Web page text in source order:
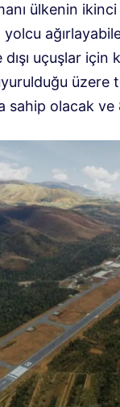
ülkenin
uçuşlar için
sahip olacak ve